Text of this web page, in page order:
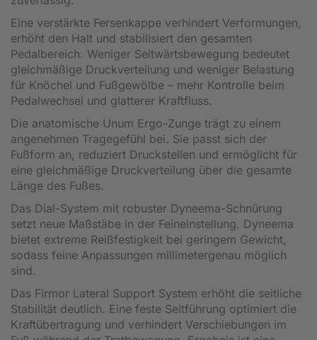
Eine verstärkte Fersenkappe verhindert Verformungen,
erhöht den Halt und stabilisiert den gesamten
Pedalbereich. Weniger Seitwärtsbewegung bedeutet
gleichmäßige Druckverteilung und weniger Belastung
für Knöchel und Fußgewölbe – mehr Kontrolle beim
Pedalwechsel und glatterer Kraftfluss.
Die anatomische Unum Ergo-Zunge trägt zu einem
angenehmen Tragegefühl bei. Sie passt sich der
Fußform an, reduziert Druckstellen und ermöglicht für
eine gleichmäßige Druckverteilung über die gesamte
Länge des Fußes.
Das Dial-System mit robuster Dyneema-Schnürung
setzt neue Maßstäbe in der Feineinstellung. Dyneema
bietet extreme Reißfestigkeit bei geringem Gewicht,
sodass feine Anpassungen millimetergenau möglich
sind.
Das Firmor Lateral Support System erhöht die seitliche
Stabilität deutlich. Eine feste Seitführung optimiert die
Kraftübertragung und verhindert Verschiebungen im